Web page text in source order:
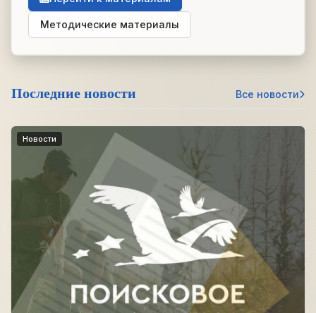
Методические материалы
Последние новости Все новости
Новости